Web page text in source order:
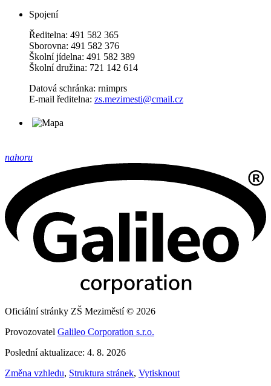
Spojení
Ředitelna: 491 582 365
Sborovna: 491 582 376
Školní jídelna: 491 582 389
Školní družina: 721 142 614
Datová schránka: rnimprs
E-mail ředitelna: zs.mezimesti@cmail.cz
nahoru
Oficiální stránky ZŠ Meziměstí © 2026
Provozovatel Galileo Corporation s.r.o.
Poslední aktualizace: 4. 8. 2026
Změna vzhledu, Struktura stránek, Vytisknout